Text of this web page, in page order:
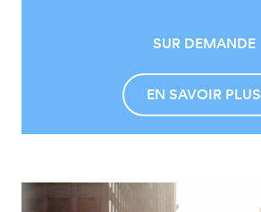
SUR DEMANDE
EN SAVOIR PLUS